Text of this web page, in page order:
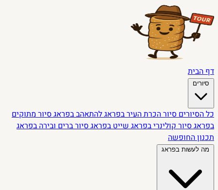
דף הבית
סיורים
כל הסיוריםסיור הכרת העיר בפראגלהתאהב בפראגסיור מתוקים
בפראגסיור קולינרי בפראגשייט בפראגסיור ברים ובירה בפראג
תכנון החופשה
מה לעשות בפראג